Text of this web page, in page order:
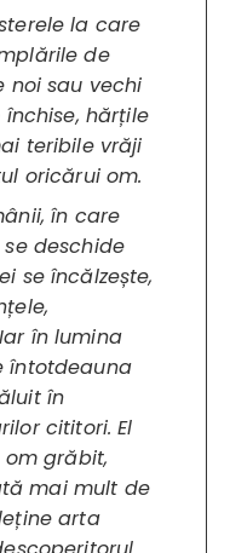
la care
de
noi sau vechi
hărțile
teribile vrăji
oricărui om.
în care
deschide
se încălzește,
în lumina
întotdeauna
în
cititori. El
om grăbit,
mai mult de
arta